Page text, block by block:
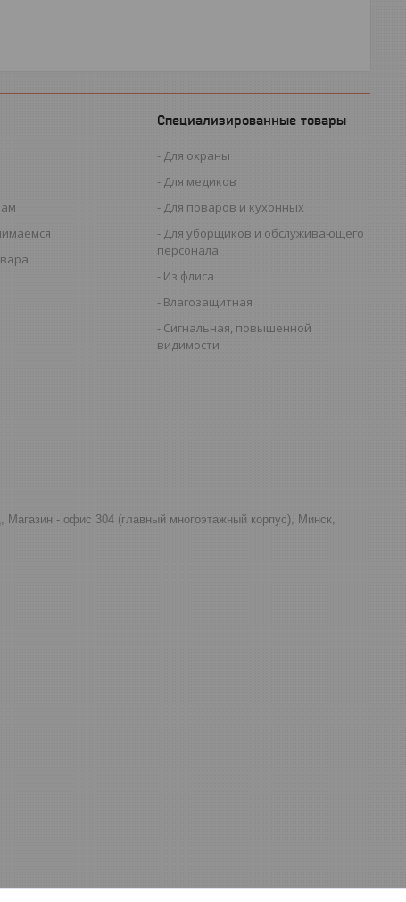
Специализированные товары
Для охраны
Для медиков
Для поваров и кухонных
Для уборщиков и обслуживающего
персонала
Из флиса
Влагозащитная
Сигнальная, повышенной
видимости
- офис 304 (главный многоэтажный корпус), Минск,